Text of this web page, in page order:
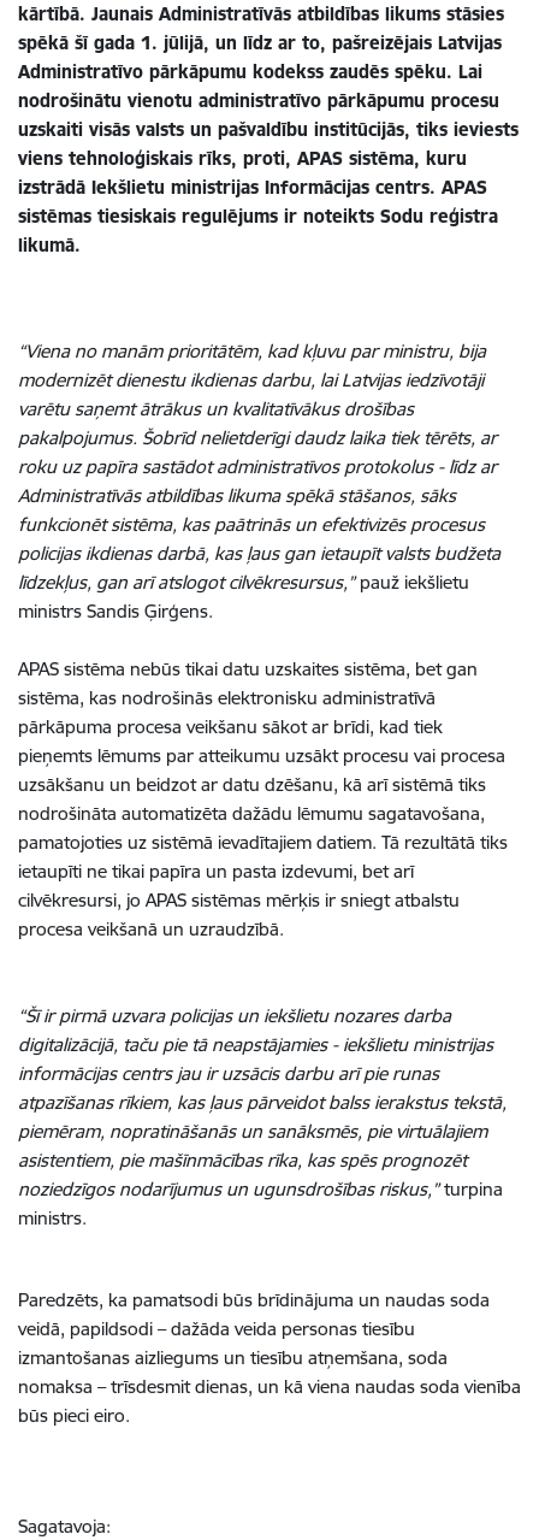
kārtībā. Jaunais Administratīvās atbildības likums stāsies
spēkā šī gada 1. jūlijā, un līdz ar to, pašreizējais Latvijas
Administratīvo pārkāpumu kodekss zaudēs spēku. Lai
nodrošinātu vienotu administratīvo pārkāpumu procesu
uzskaiti visās valsts un pašvaldību institūcijās, tiks ieviests
viens tehnoloģiskais rīks, proti, APAS sistēma, kuru
izstrādā Iekšlietu ministrijas Informācijas centrs. APAS
sistēmas tiesiskais regulējums ir noteikts Sodu reģistra
likumā.
“Viena no manām prioritātēm, kad kļuvu par ministru, bija
modernizēt dienestu ikdienas darbu, lai Latvijas iedzīvotāji
varētu saņemt ātrākus un kvalitatīvākus drošības
pakalpojumus. Šobrīd nelietderīgi daudz laika tiek tērēts, ar
roku uz papīra sastādot administratīvos protokolus - līdz ar
Administratīvās atbildības likuma spēkā stāšanos, sāks
funkcionēt sistēma, kas paātrinās un efektivizēs procesus
policijas ikdienas darbā, kas ļaus gan ietaupīt valsts budžeta
līdzekļus, gan arī atslogot cilvēkresursus,”pauž iekšlietu
ministrs Sandis Ģirģens.
APAS sistēma nebūs tikai datu uzskaites sistēma, bet gan
sistēma, kas nodrošinās elektronisku administratīvā
pārkāpuma procesa veikšanu sākot ar brīdi, kad tiek
pieņemts lēmums par atteikumu uzsākt procesu vai procesa
uzsākšanu un beidzot ar datu dzēšanu, kā arī sistēmā tiks
nodrošināta automatizēta dažādu lēmumu sagatavošana,
pamatojoties uz sistēmā ievadītajiem datiem. Tā rezultātā tiks
ietaupīti ne tikai papīra un pasta izdevumi, bet arī
cilvēkresursi, jo APAS sistēmas mērķis ir sniegt atbalstu
procesa veikšanā un uzraudzībā.
“Šī ir pirmā uzvara policijas un iekšlietu nozares darba
digitalizācijā, taču pie tā neapstājamies - iekšlietu ministrijas
informācijas centrs jau ir uzsācis darbu arī pie runas
atpazīšanas rīkiem, kas ļaus pārveidot balss ierakstus tekstā,
piemēram, nopratināšanās un sanāksmēs, pie virtuālajiem
asistentiem, pie mašīnmācības rīka, kas spēs prognozēt
noziedzīgos nodarījumus un ugunsdrošības riskus,”turpina
ministrs.
Paredzēts, ka pamatsodi būs brīdinājuma un naudas soda
veidā, papildsodi – dažāda veida personas tiesību
izmantošanas aizliegums un tiesību atņemšana, soda
nomaksa – trīsdesmit dienas, un kā viena naudas soda vienība
būs pieci eiro.
Sagatavoja: